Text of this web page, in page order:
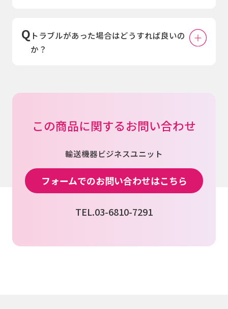
トラブルがあった場合はどうすれば良いの
か？
この商品に関するお問い合わせ
輸送機器ビジネスユニット
フォームでのお問い合わせはこちら
TEL.03-6810-7291